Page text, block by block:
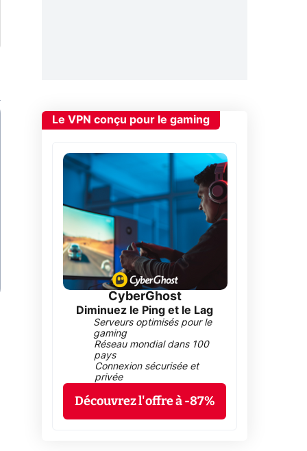
Le VPN conçu pour le gaming
CyberGhost
Diminuez le Ping et le Lag
Serveurs optimisés pour le
gaming
Réseau mondial dans 100
pays
Connexion sécurisée et
privée
Découvrez l'offre à -87%